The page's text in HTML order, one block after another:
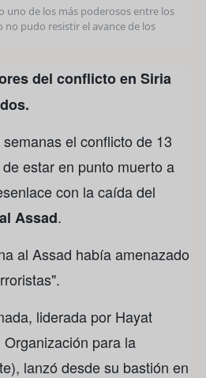
uno de los más poderosos entre los
no pudo resistir el avance de los
del conflicto en Siria
el conflicto de 13
estar en punto muerto a
con la caída del
Assad.
al Assad había amenazado
liderada por Hayat
para la
lanzó desde su bastión en